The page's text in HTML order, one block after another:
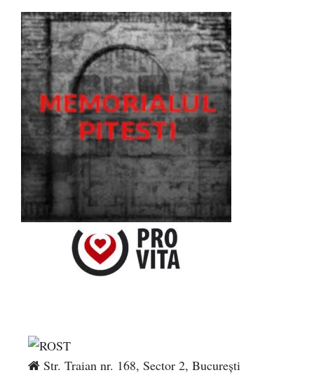
Str. Traian nr. 168, Sector 2, București